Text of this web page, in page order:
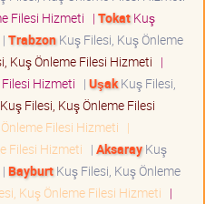
Filesi Hizmeti | TokatKuş
| TrabzonKuş Filesi, Kuş Önleme
Kuş Önleme Filesi Hizmeti |
Hizmeti | UşakKuş Filesi,
Filesi, Kuş Önleme Filesi
Filesi Hizmeti |
Filesi Hizmeti | AksarayKuş
| BayburtKuş Filesi, Kuş Önleme
Kuş Önleme Filesi Hizmeti |